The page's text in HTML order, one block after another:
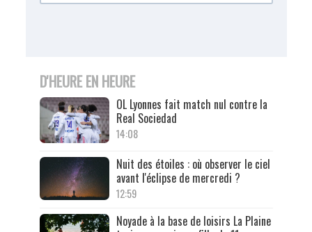
D'HEURE EN HEURE
OL Lyonnes fait match nul contre la
Real Sociedad
14:08
Nuit des étoiles : où observer le ciel
avant l'éclipse de mercredi ?
12:59
Noyade à la base de loisirs La Plaine